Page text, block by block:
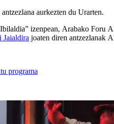
aurkezten du Urarten.
izenpean, Arabako Foru
Jaialdira joaten diren antzezlanak
programa